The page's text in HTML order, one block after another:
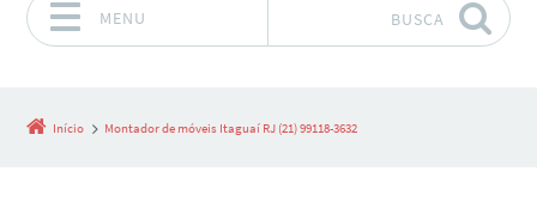
MENU BUSCA
Início Montador de móveis Itaguaí RJ (21) 99118-3632